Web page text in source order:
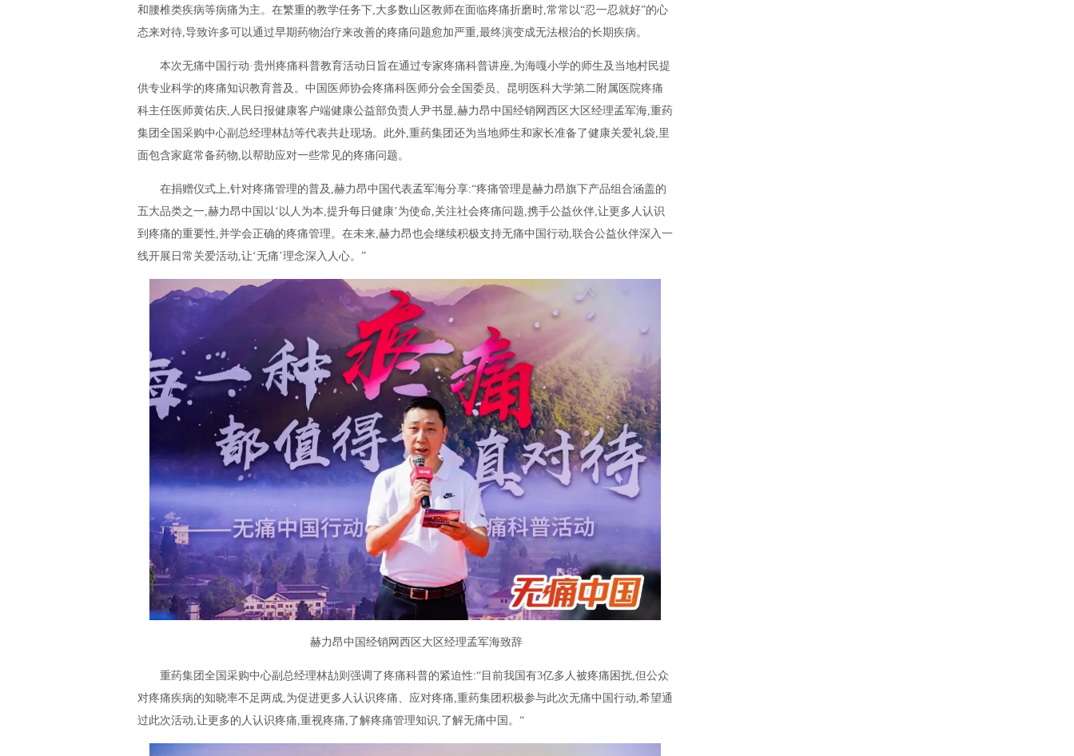
和腰椎类疾病等病痛为主。在繁重的教学任务下,大多数山区教师在面临疼痛折磨时,常常以“忍一忍就好”的心
态来对待,导致许多可以通过早期药物治疗来改善的疼痛问题愈加严重,最终演变成无法根治的长期疾病。
本次无痛中国行动·贵州疼痛科普教育活动日旨在通过专家疼痛科普讲座,为海嘎小学的师生及当地村民提
供专业科学的疼痛知识教育普及。中国医师协会疼痛科医师分会全国委员、昆明医科大学第二附属医院疼痛
科主任医师黄佑庆,人民日报健康客户端健康公益部负责人尹书显,赫力昂中国经销网西区大区经理孟军海,重药
集团全国采购中心副总经理林劼等代表共赴现场。此外,重药集团还为当地师生和家长准备了健康关爱礼袋,里
面包含家庭常备药物,以帮助应对一些常见的疼痛问题。
在捐赠仪式上,针对疼痛管理的普及,赫力昂中国代表孟军海分享:“疼痛管理是赫力昂旗下产品组合涵盖的
五大品类之一,赫力昂中国以‘以人为本,提升每日健康’为使命,关注社会疼痛问题,携手公益伙伴,让更多人认识
到疼痛的重要性,并学会正确的疼痛管理。在未来,赫力昂也会继续积极支持无痛中国行动,联合公益伙伴深入一
线开展日常关爱活动,让‘无痛’理念深入人心。”
赫力昂中国经销网西区大区经理孟军海致辞
重药集团全国采购中心副总经理林劼则强调了疼痛科普的紧迫性:“目前我国有3亿多人被疼痛困扰,但公众
对疼痛疾病的知晓率不足两成,为促进更多人认识疼痛、应对疼痛,重药集团积极参与此次无痛中国行动,希望通
过此次活动,让更多的人认识疼痛,重视疼痛,了解疼痛管理知识,了解无痛中国。“